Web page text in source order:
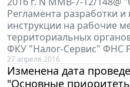
Регламента разработки
инструкции на рабочие
территориальных
ФКУ "Налог-Сервис" ФНС
27 апреля 2016
Изменена дата
"Основные